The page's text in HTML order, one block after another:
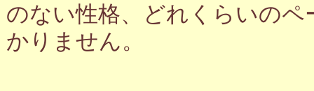
のない性格、どれくらいの
かりません。